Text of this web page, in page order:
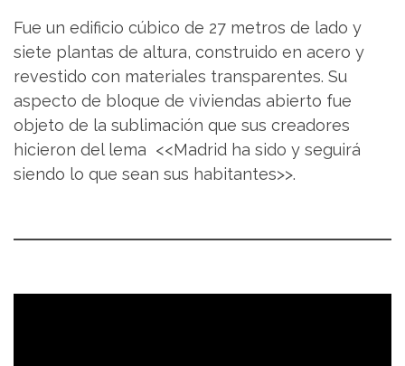
Fue un edificio cúbico de 27 metros de lado y
siete plantas de altura, construido en acero y
revestido con materiales transparentes. Su
aspecto de bloque de viviendas abierto fue
objeto de la sublimación que sus creadores
hicieron del lema <<Madrid ha sido y seguirá
siendo lo que sean sus habitantes>>.